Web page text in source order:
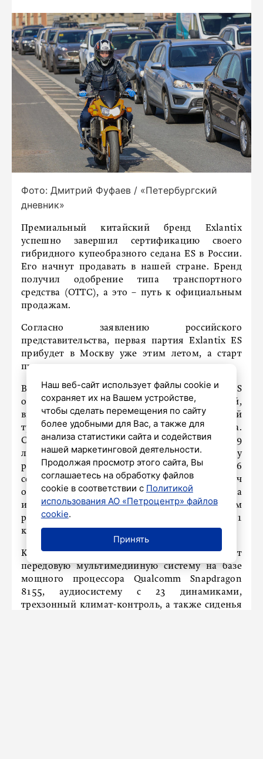
Фото: Дмитрий Фуфаев / «Петербургский
дневник»
Премиальный китайский бренд Exlantix
успешно завершил сертификацию своего
гибридного купеобразного седана ES в России.
Его начнут продавать в нашей стране. Бренд
получил одобрение типа транспортного
средства (ОТТС), а это – путь к официальным
продажам.
Согласно заявлению российского
представительства, первая партия Exlantix ES
прибудет в Москву уже этим летом, а старт
продаж запланирован на июль-август.
В российской модификации Exlantix ES
оснащен гибридной силовой установкой,
включающей 1,5-литровый бензиновый
турбодвигатель и два электромотора.
Суммарная мощность системы составляет 469
лошадиных сил, что позволяет седану
разгоняться до 100 километров в час за 4,6
секунды. Батарея ёмкостью 40 кВт·ч
обеспечивает до 180 километров пробега
исключительно на электротяге, а в смешанном
режиме автомобиль способен проехать до 1231
километров без дозаправки и подзарядки.
Комплектация четырехдверного купе включает
передовую мультимедийную систему на базе
мощного процессора Qualcomm Snapdragon
8155, аудиосистему с 23 динамиками,
трехзонный климат-контроль, а также сиденья
Наш веб-сайт использует файлы cookie и
сохраняет их на Вашем устройстве,
чтобы сделать перемещения по сайту
более удобными для Вас, а также для
анализа статистики сайта и содействия
нашей маркетинговой деятельности.
Продолжая просмотр этого сайта, Вы
соглашаетесь на обработку файлов
cookie в соответствии с Политикой
использования АО «Петроцентр» файлов
cookie.
Принять